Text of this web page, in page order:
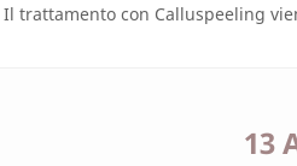
Il trattamento con Calluspeeling
13